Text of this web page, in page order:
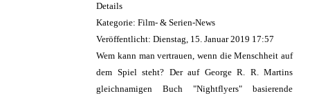
Details
Kategorie: Film- & Serien-News
Veröffentlicht: Dienstag, 15. Januar 2019 17:57
Wem kann man vertrauen, wenn die Menschheit auf
dem Spiel steht? Der auf George R. R. Martins
gleichnamigen Buch "Nightflyers" basierende